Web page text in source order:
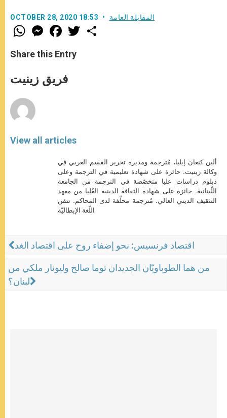
OCTOBER 28, 2020 18:53 المقابلة العامة
W
h
t
s
p
p
M
e
s
e
g
e
F
a
e
b
o
k
w
Share this Entry
فريق زينيت
View all articles
ألين كنعان إيليا، مُترجمة ومديرة تحرير القسم العربي في
وكالة زينيت. حائزة على شهادة تعليمية في الترجمة وعلى
دبلوم دراسات عليا متخصّصة في الترجمة من الجامعة
اللّبنانية. حائزة على شهادة الثقافة الدينية العُليا من معهد
التثقيف الديني العالي. مُترجمة محلَّفة لدى المحاكم. تتقن
اللّغة الإيطاليّة
اقتصاد فرنسيس: نحو إضفاء روح على اقتصاد الغد
من هما الطوباويّان الجديدان توما صالح وليونار ملكي من
لبنان؟